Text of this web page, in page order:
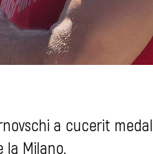
a cucerit
la Milano.